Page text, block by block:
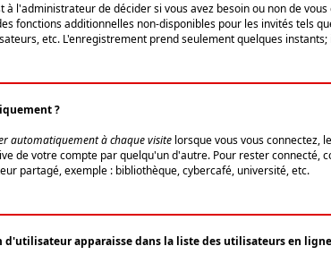
à l'administrateur de décider si vous avez besoin ou non de
fonctions additionnelles non-disponibles pour les invités tels
etc. L'enregistrement prend seulement quelques
?
automatiquement à chaque visite lorsque vous vous connectez,
de votre compte par quelqu'un d'autre. Pour rester connecté,
partagé, exemple : bibliothèque, cybercafé, université, etc.
apparaisse dans la liste des utilisateurs en